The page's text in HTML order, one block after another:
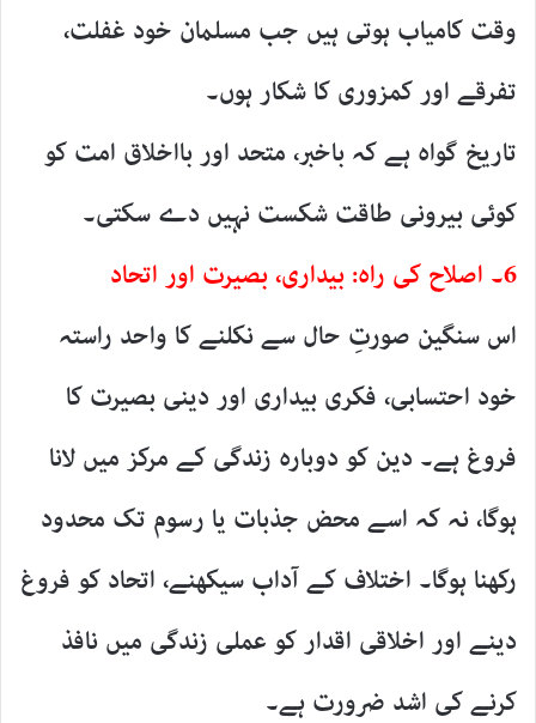
وقت کامیاب ہوتی ہیں جب مسلمان خود غفلت،
تفرقے اور کمزوری کا شکار ہوں۔
تاریخ گواہ ہے کہ باخبر، متحد اور بااخلاق امت کو
کوئی بیرونی طاقت شکست نہیں دے سکتی۔
6۔ اصلاح کی راہ: بیداری، بصیرت اور اتحاد
اس سنگین صورتِ حال سے نکلنے کا واحد راستہ
خود احتسابی، فکری بیداری اور دینی بصیرت کا
فروغ ہے۔ دین کو دوبارہ زندگی کے مرکز میں لانا
ہوگا، نہ کہ اسے محض جذبات یا رسوم تک محدود
رکھنا ہوگا۔ اختلاف کے آداب سیکھنے، اتحاد کو فروغ
دینے اور اخلاقی اقدار کو عملی زندگی میں نافذ
کرنے کی اشد ضرورت ہے۔